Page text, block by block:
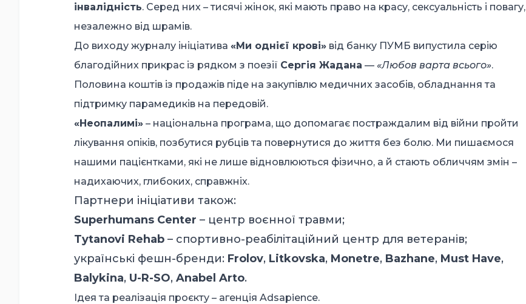
інвалідність. Серед них – тисячі жінок, які мають право на красу, сексуальність і повагу,
незалежно від шрамів.
До виходу журналу ініціатива «Ми однієї крові» від банку ПУМБ випустила серію
благодійних прикрас із рядком з поезії Сергія Жадана — «Любов варта всього».
Половина коштів із продажів піде на закупівлю медичних засобів, обладнання та
підтримку парамедиків на передовій.
«Неопалимі» – національна програма, що допомагає постраждалим від війни пройти
лікування опіків, позбутися рубців та повернутися до життя без болю. Ми пишаємося
нашими пацієнтками, які не лише відновлюються фізично, а й стають обличчям змін –
надихаючих, глибоких, справжніх.
Партнери ініціативи також:
Superhumans Center – центр воєнної травми;
Tytanovi Rehab – спортивно-реабілітаційний центр для ветеранів;
українські фешн-бренди: Frolov, Litkovska, Monetre, Bazhane, Must Have,
Balykina, U-R-SO, Anabel Arto.
Ідея та реалізація проєкту – агенція Adsapience.